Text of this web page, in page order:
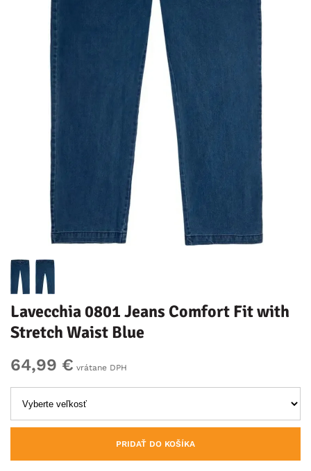
Lavecchia 0801 Jeans Comfort Fit with
Stretch Waist Blue
64,99 € vrátane DPH
PRIDAŤ DO KOŠÍKA